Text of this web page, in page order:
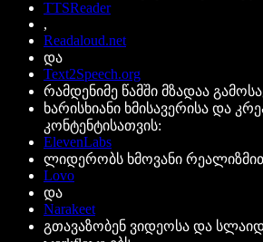
TTSReader
,
Readaloud.net
და
Text2Speech.org
რამდენიმე წამში მზადაა
ხარისხიანი ხმისავერისა და
კონტენტისათვის:
ElevenLabs
ლიდერობს ხმოვანი
Lovo
და
Narakeet
გთავაზობენ ვიდეოსა და